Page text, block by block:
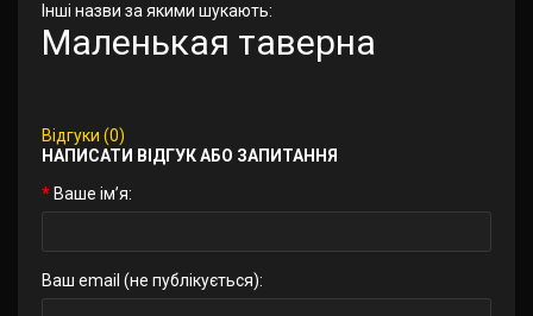
Інші назви за якими шукають:
Маленькая таверна
Відгуки (0)
НАПИСАТИ ВІДГУК АБО ЗАПИТАННЯ
Ваше ім’я:
Ваш email (не публікується):